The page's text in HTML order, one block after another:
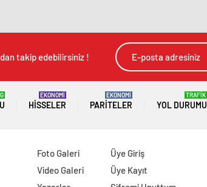
takip edebilirsiniz !
HISSELER
EKONOMİ
PARITELER
EKONOMİ
YOL DURUMU
TRAFİK
Foto Galeri
Video Galeri
Üye Giriş
Üye Kayıt